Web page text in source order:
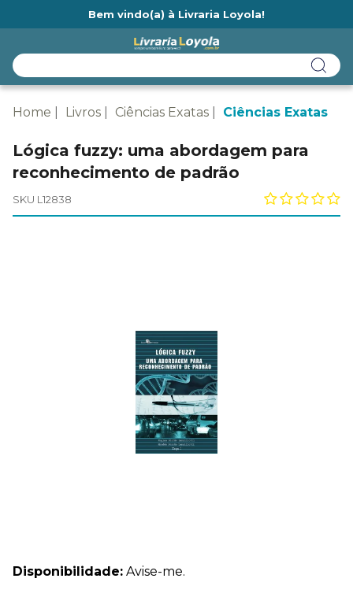
Bem vindo(a) à Livraria Loyola!
Home Livros Ciências Exatas Ciências Exatas
Lógica fuzzy: uma abordagem para
reconhecimento de padrão
SKU L12838
Disponibilidade: Avise-me.